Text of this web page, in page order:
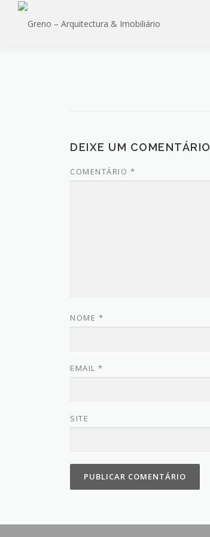
Saltar
DEIXE UM COMENTÁRIO
COMENTÁRIO *
NOME *
EMAIL *
SITE